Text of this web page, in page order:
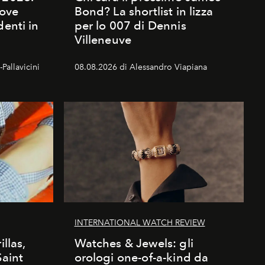
in
Bond? La shortlist in lizza
per lo 007 di Dennis
Villeneuve
08.08.2026 di Alessandro Viapiana
INTERNATIONAL WATCH REVIEW
Watches & Jewels: gli
orologi one-of-a-kind da